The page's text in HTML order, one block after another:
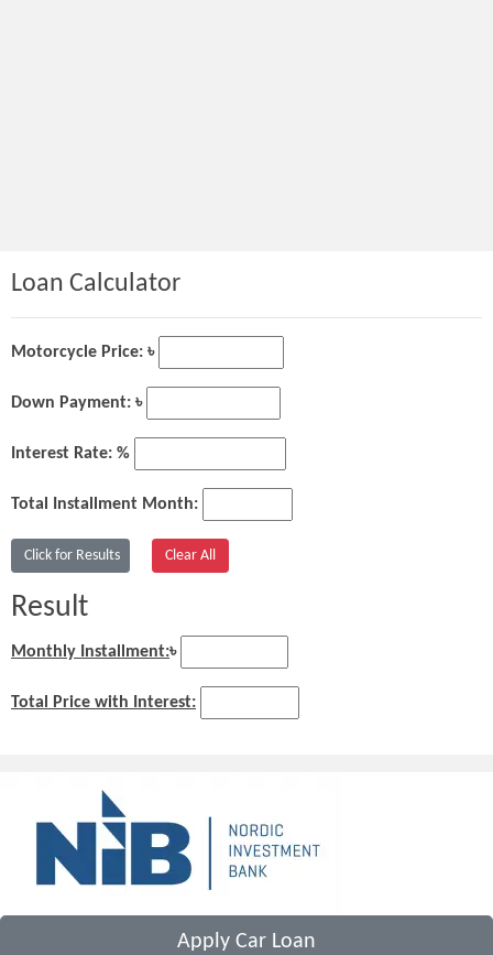
Loan Calculator
Motorcycle Price: ৳
Down Payment: ৳
Interest Rate: %
Total Installment Month:
Result
Monthly Installment:৳
Total Price with Interest:
Apply Car Loan